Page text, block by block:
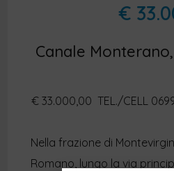
€
Canale
€ 33.000,00  TEL./CELL
Nella frazione di
Romano, lungo la via